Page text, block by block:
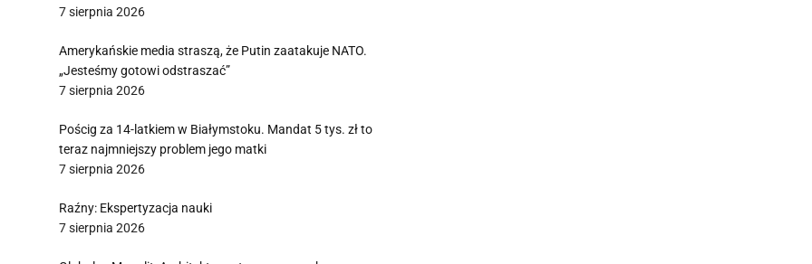
7 sierpnia 2026
Amerykańskie media straszą, że Putin zaatakuje NATO.
„Jesteśmy gotowi odstraszać”
7 sierpnia 2026
Pościg za 14-latkiem w Białymstoku. Mandat 5 tys. zł to
teraz najmniejszy problem jego matki
7 sierpnia 2026
Raźny: Ekspertyzacja nauki
7 sierpnia 2026